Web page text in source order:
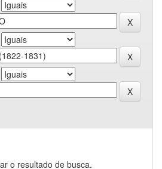
o resultado de busca.